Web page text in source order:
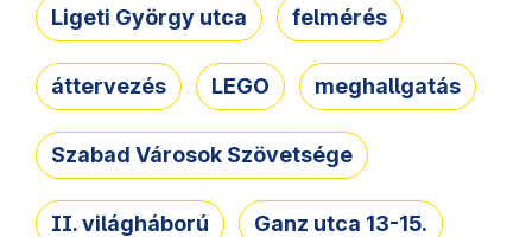
Ligeti György utca felmérés
áttervezés LEGO meghallgatás
Szabad Városok Szövetsége
II. világháború Ganz utca 13-15.